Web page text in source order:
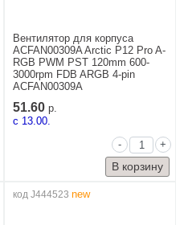
Вентилятор для корпуса
ACFAN00309A Arctic P12 Pro A-
RGB PWM PST 120mm 600-
3000rpm FDB ARGB 4-pin
ACFAN00309A
51.60 р.
c 13.00.
-
+
код J444523 new